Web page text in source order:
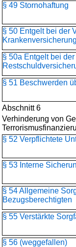
§ 49 Stornohaftung
§ 50 Entgelt bei der
§ 50a Entgelt bei
§ 51 Beschwerden
Abschnitt 6
Verhinderung von
§ 52 Verpflichtete
§ 53 Interne
§ 54 Allgemeine
Bezugsberechtigten
§ 55 Verstärkte
§ 56 (weggefallen)